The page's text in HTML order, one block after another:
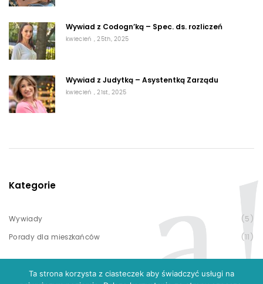
Wywiad z Codogn’ką – Spec. ds. rozliczeń
kwiecień , 25th, 2025
Wywiad z Judytką – Asystentką Zarządu
kwiecień , 21st, 2025
Kategorie
Wywiady (5)
Porady dla mieszkańców (11)
Ta strona korzysta z ciasteczek aby świadczyć usługi na